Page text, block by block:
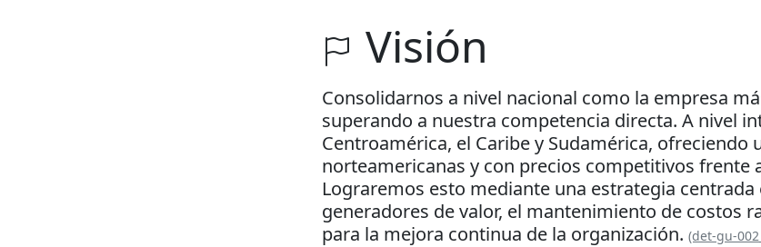
Visión
Consolidarnos a nivel nacional como la empresa
superando a nuestra competencia directa. A nivel
Centroamérica, el Caribe y Sudamérica,
norteamericanas y con precios competitivos frente
Lograremos esto mediante una estrategia
generadores de valor, el mantenimiento de costos
para la mejora continua de la organización. (det-gu-